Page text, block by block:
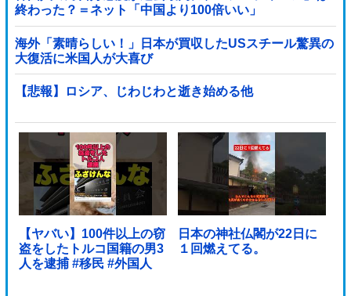
終わった？＝ネット「中国より100倍いい」
海外「素晴らしい！」日本が買収したUSスチール驚異の
大復活に米国人が大喜び
【悲報】ロシア、じわじわと逝き始める他
【ヤバい】100件以上の窃
盗をしたトルコ国籍の男3
人を逮捕 #移民 #外国人
日本の神社仏閣が22日に
１回燃えてる。